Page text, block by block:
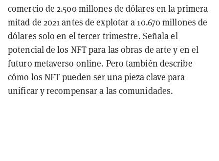
comercio de 2.500 millones de dólares en la primera
mitad de 2021 antes de explotar a 10.670 millones de
dólares solo en el tercer trimestre. Señala el
potencial de los NFT para las obras de arte y en el
futuro metaverso online. Pero también describe
cómo los NFT pueden ser una pieza clave para
unificar y recompensar a las comunidades.